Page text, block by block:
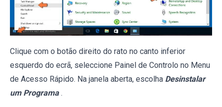
Clique com o botão direito do rato no canto inferior
esquerdo do ecrã, seleccione Painel de Controlo no Menu
de Acesso Rápido. Na janela aberta, escolha Desinstalar
um Programa .